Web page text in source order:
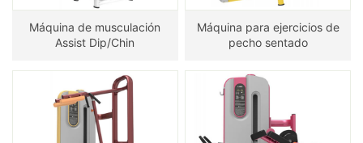
Máquina de musculación
Assist Dip/Chin
Máquina para ejercicios de
pecho sentado